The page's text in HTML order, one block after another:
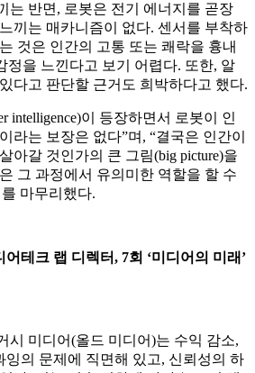
는 반면, 로봇은 전기 에너지를 곧장
끼는 매카니즘이 없다. 센서를 부착하
것은 인간의 고통 또는 쾌락을 흉내
정을 느낀다고 보기 어렵다. 또한, 알
다고 판단할 근거도 희박하다고 했다.
intelligence)이 등장하면서 로봇이 인
라는 보장은 없다”며, “결국은 인간이
아갈 것인가의 큰 그림(big picture)을
그 과정에서 유의미한 역할을 할 수
마무리했다.
테크 랩 디렉터, 7회 ‘미디어의 미래’
시 미디어(올드 미디어)는 수익 감소,
잉의 문제에 직면해 있고, 신뢰성의 하